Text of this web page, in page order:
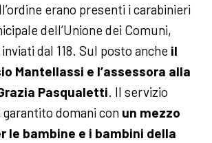
erano presenti i carabinieri
dell’Unione dei Comuni,
dal 118. Sul posto anche il
Mantellassi e l’assessora alla
Pasqualetti. Il servizio
domani con un mezzo
le bambine e i bambini della